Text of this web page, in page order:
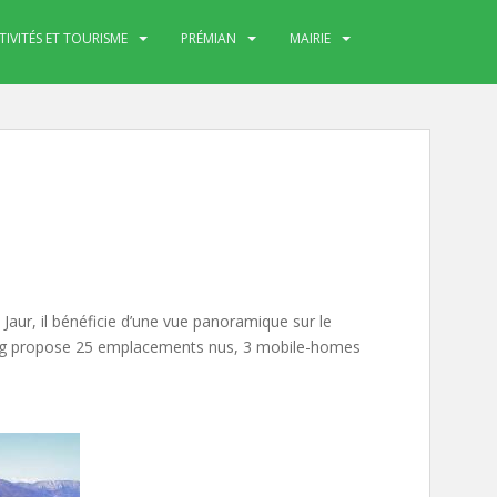
ET TOURISME PRÉMIAN MAIRIE
il bénéficie d’une vue panoramique sur le
propose 25 emplacements nus, 3 mobile-homes